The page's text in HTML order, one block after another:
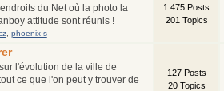
du Net où la photo la
attitude sont réunis !
, phoenix-s
1 475 Posts
201 Topics
l'évolution de la ville de
ce que l'on peut y trouver de
127 Posts
20 Topics